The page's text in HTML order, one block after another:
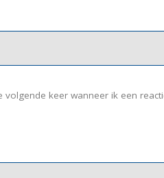
keer wanneer ik een